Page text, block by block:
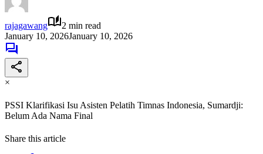
rajagawang
2 min read
January 10, 2026January 10, 2026
×
PSSI Klarifikasi Isu Asisten Pelatih Timnas Indonesia, Sumardji:
Belum Ada Nama Final
Share this article